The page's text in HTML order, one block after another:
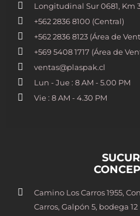
Longitudinal Sur 0681, Km
+562 2836 8100​ (Central)
+562 2836 8123 (Área de
+569 5408 1717 (Área de
ventas@plaspak.cl
Lun - Jue : 8 AM - 5.00 PM
Vie : 8 AM - 4.30 PM
Camino Los Carros 1955,
Carros, Galpón 5, bodega 12